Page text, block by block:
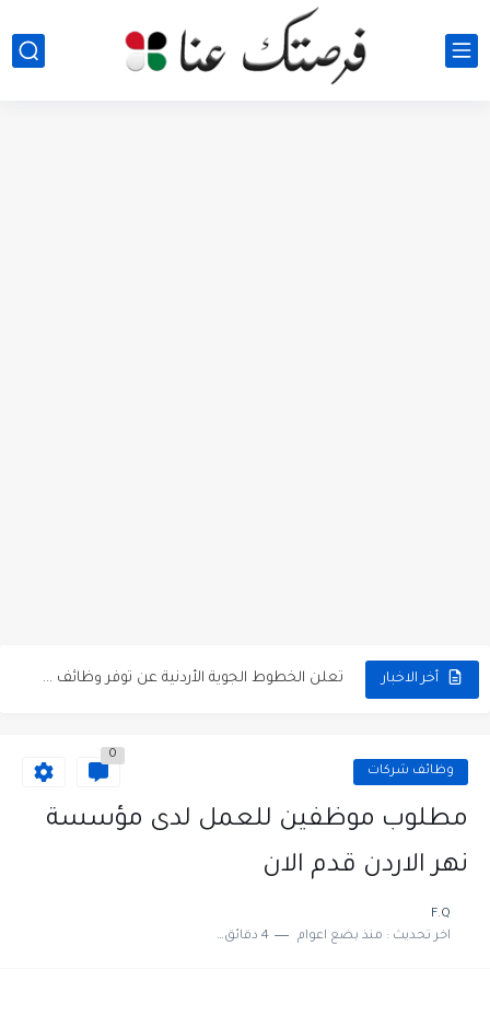
أخر الاخبار تعلن الخطوط الجوية الأردنية عن توفر وظائف شاغرة لمضيفي طيران
مطلوب عامل نظافة عدد 2 بدوام كامل او جزئي في... وظائف شركات
0
مطلوب موظفين للعمل لدى مؤسسة
نهر الاردن قدم الان
F.Q
اخر تحديث : منذ بضع اعوام 4 دقائق للقراءة